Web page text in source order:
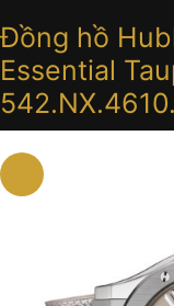
Đồng hồ
Essential